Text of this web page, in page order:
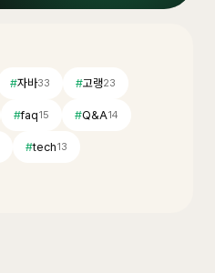
#자바33 #고랭23
#faq15 #Q&A14
#tech13